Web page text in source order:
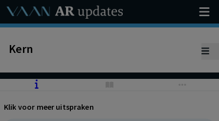
Kern
Klik voor meer uitspraken